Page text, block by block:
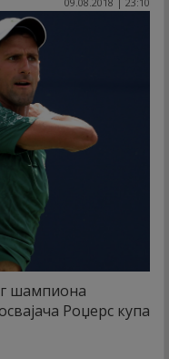
шампиона
Роџерс купа